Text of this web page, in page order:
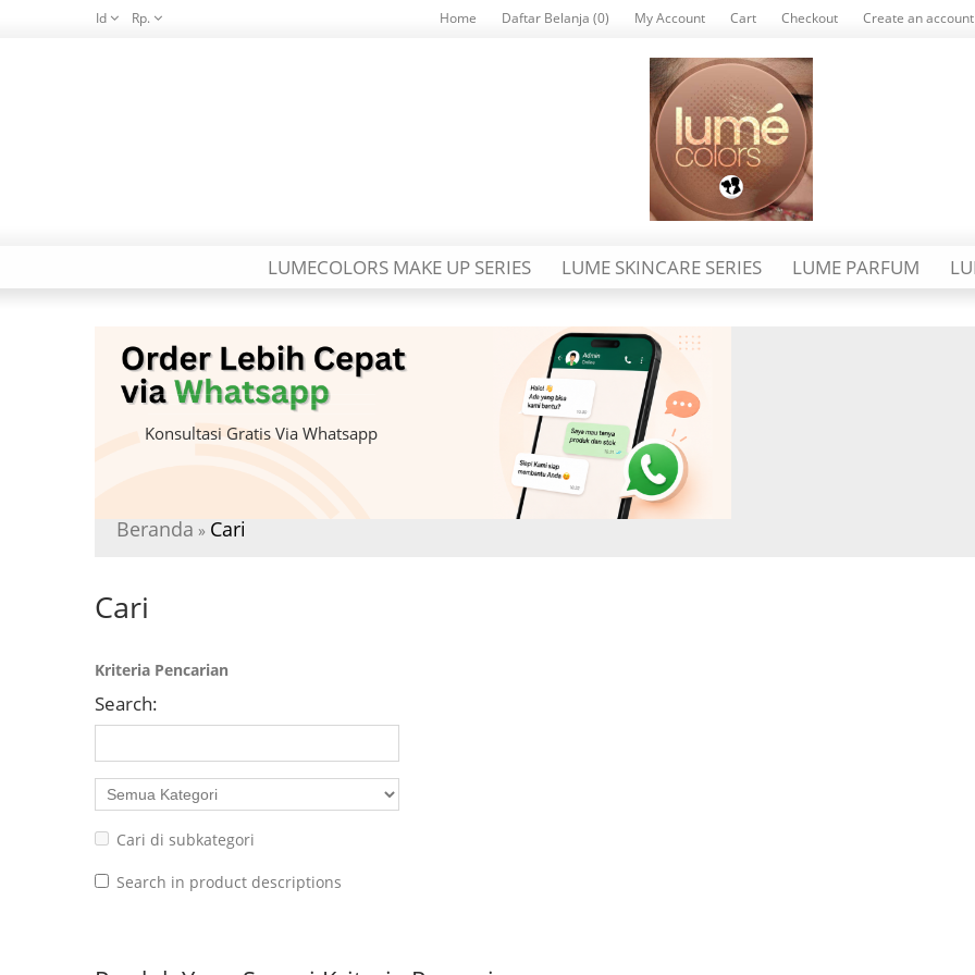
Id Rp. Home Daftar Belanja (0) My Account Cart Checkout Create an account
LUMECOLORS MAKE UP SERIES LUME SKINCARE SERIES LUME PARFUM
Konsultasi Gratis Via Whatsapp
Beranda » Cari
Cari
Kriteria Pencarian
Search:
Cari di subkategori
Search in product descriptions